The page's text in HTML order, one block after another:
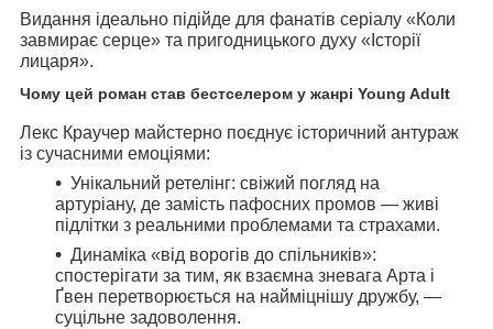
Видання ідеально підійде для фанатів серіалу «Коли
завмирає серце» та пригодницького духу «Історії
лицаря».
Чому цей роман став бестселером у жанрі Young Adult
Лекс Краучер майстерно поєднує історичний антураж
із сучасними емоціями:
Унікальний ретелінг: свіжий погляд на
артуріану, де замість пафосних промов — живі
підлітки з реальними проблемами та страхами.
Динаміка «від ворогів до спільників»:
спостерігати за тим, як взаємна зневага Арта і
Ґвен перетворюється на найміцнішу дружбу, —
суцільне задоволення.